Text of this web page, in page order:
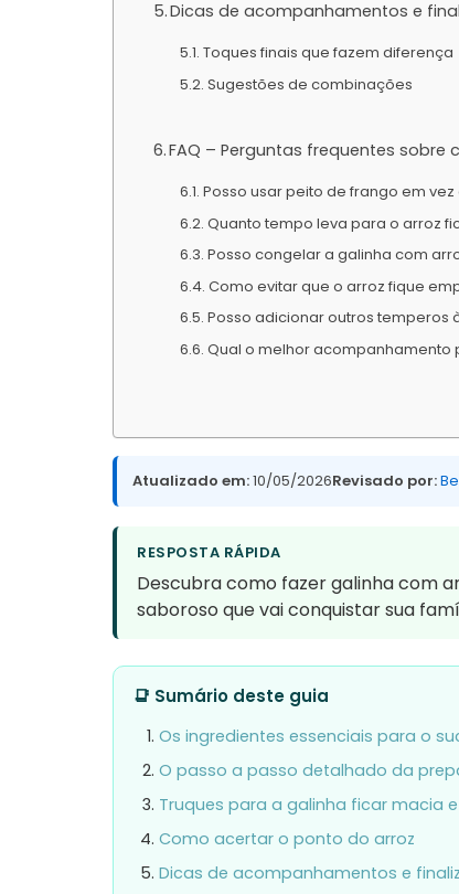
Dicas de acompanhamentos e
Toques finais que fazem diferença
Sugestões de combinações
FAQ – Perguntas frequentes
Posso usar peito de frango em
Quanto tempo leva para o arroz
Posso congelar a galinha com
Como evitar que o arroz fique
Posso adicionar outros temperos
Qual o melhor acompanhamento
Atualizado em:10/05/2026Revisado por:
RESPOSTA RÁPIDA
Descubra como fazer galinha com
saboroso que vai conquistar sua
📑 Sumário deste guia
Os ingredientes essenciais para o
O passo a passo detalhado da
Truques para a galinha ficar macia
Como acertar o ponto do arroz
Dicas de acompanhamentos e